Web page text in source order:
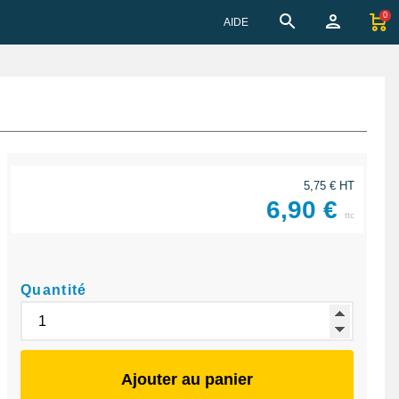
AIDE
0
5,75 € HT
6,90 € ttc
Quantité
Ajouter au panier